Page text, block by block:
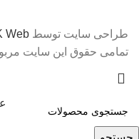
طراحی سایت توسط Web
تمامی حقوق این سایت